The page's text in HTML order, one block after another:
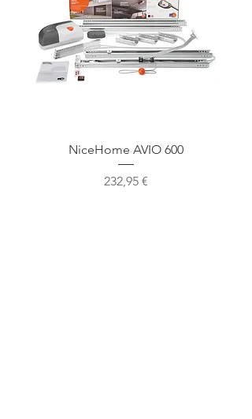
NiceHome AVIO 600
Cena
232,95 €